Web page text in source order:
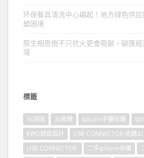
环保餐具清洗中心崛起！地方绿色供
塑困境
原生相思樹不只抗火更會吸碳，碳匯
灣
標籤
3c回收 3c收購 iphone手機收購
RWD網頁設計
USB CONNECTOR.收購3c
USB CONNECTOR
二手iphone收購